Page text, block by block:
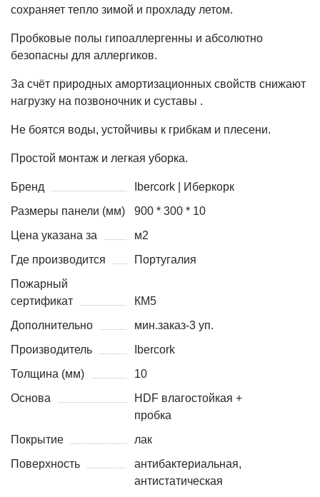
сохраняет тепло зимой и прохладу летом.
Пробковые полы гипоаллергенны и абсолютно
безопасны для аллергиков.
За счёт природных амортизационных свойств снижают
нагрузку на позвоночник и суставы .
Не боятся воды, устойчивы к грибкам и плесени.
Простой монтаж и легкая уборка.
Бренд
Ibercork | Иберкорк
Размеры панели (мм)
900 * 300 * 10
Цена указана за
м2
Где производится
Португалия
Пожарный
сертификат
КМ5
Дополнительно
мин.заказ-3 уп.
Производитель
Ibercork
Толщина (мм)
10
Основа
HDF влагостойкая +
пробка
Покрытие
лак
Поверхность
антибактериальная,
антистатическая